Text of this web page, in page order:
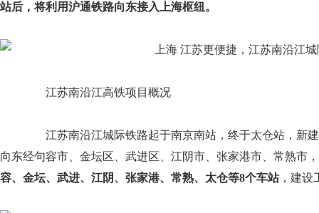
站后，将利用沪通铁路向东接入上海枢纽。
江苏南沿江高铁项目概况
江苏南沿江城际铁路起于南京南站，终于太仓站，新
向东经句容市、金坛区、武进区、江阴市、张家港市、常熟市
容、金坛、武进、江阴、张家港、常熟、太仓等8个车站，建设